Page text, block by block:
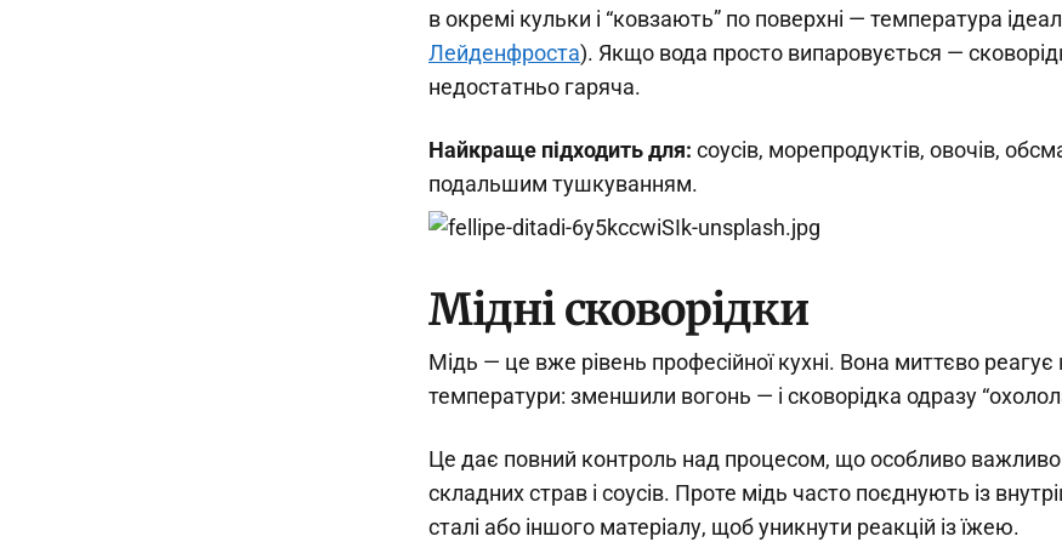
в окремі кульки і “ковзають” по поверхні — температура
Лейденфроста). Якщо вода просто випаровується —
недостатньо гаряча.
Найкраще підходить для: соусів, морепродуктів, овочів,
подальшим тушкуванням.
Мідні сковорідки
Мідь — це вже рівень професійної кухні. Вона миттєво реагує
температури: зменшили вогонь — і сковорідка одразу
Це дає повний контроль над процесом, що особливо
складних страв і соусів. Проте мідь часто поєднують із
сталі або іншого матеріалу, щоб уникнути реакцій із їжею.